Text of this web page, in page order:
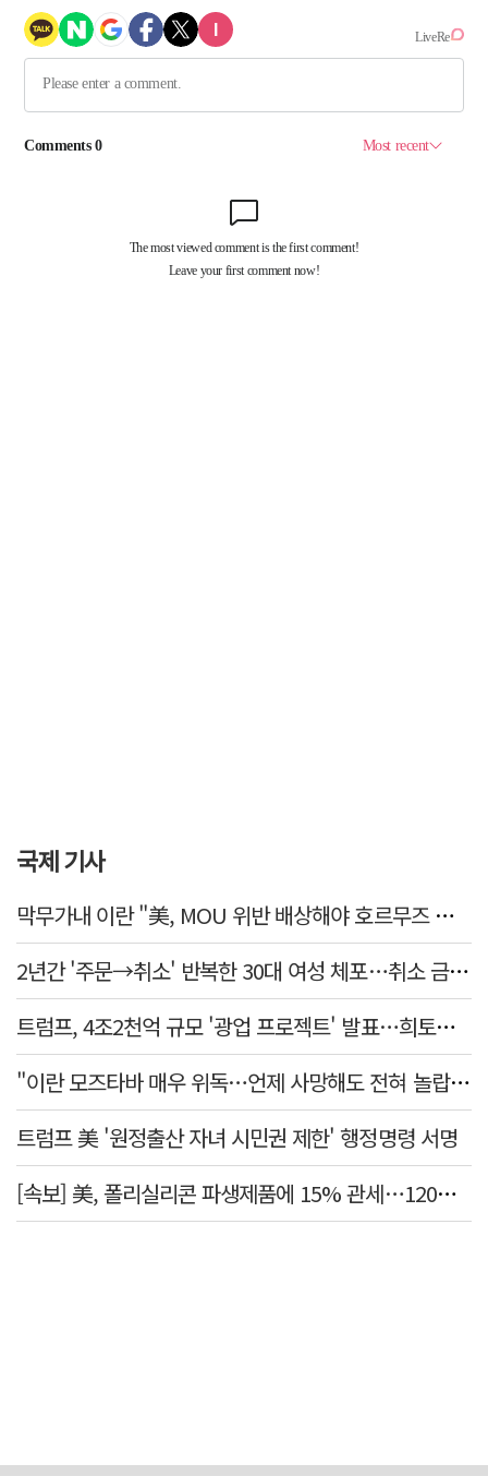
국제 기사
막무가내 이란 "美, MOU 위반 배상해야 호르무즈 재개방"
2년간 '주문→취소' 반복한 30대 여성 체포…취소 금액만 400억 원
트럼프, 4조2천억 규모 '광업 프로젝트' 발표…희토류 탈중국 속도
"이란 모즈타바 매우 위독…언제 사망해도 전혀 놀랍지 않아"
트럼프 美 '원정출산 자녀 시민권 제한' 행정명령 서명
[속보] 美, 폴리실리콘 파생제품에 15% 관세…120일 뒤 발효